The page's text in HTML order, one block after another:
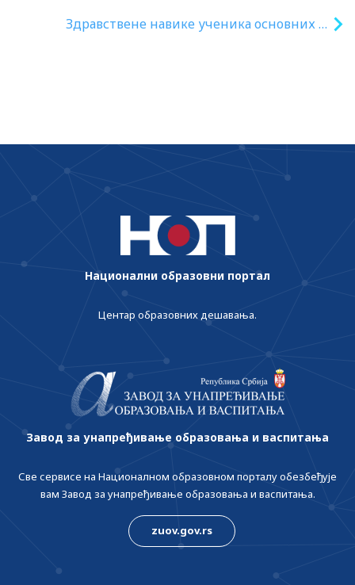
у условима учења на даљину
Здравствене навике ученика основних и
Национални образовни портал
Центар образовних дешавања.
Завод за унапређивање образовања и васпитања
Све сервисе на Националном образовном порталу обезбеђује
вам Завод за унапређивање образовања и васпитања.
zuov.gov.rs